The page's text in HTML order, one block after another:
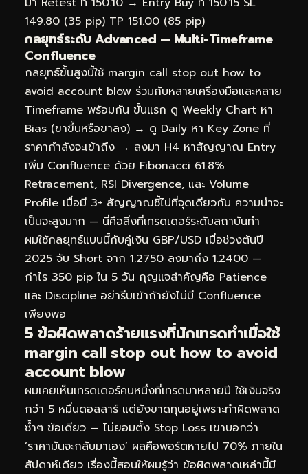
149.80 (35 pip) TP 151.00 (85 pip)
กลยุทธ์ระดับ Advanced — Multi-Timeframe
Confluence
กลยุทธ์ขั้นสูงนี้ใช้ margin call stop out how to
avoid account blow ร่วมกับหลายเครื่องมือและหลาย
Timeframe พร้อมกัน ขั้นแรก ดู Weekly Chart หา
Bias (ขาขึ้นหรือขาลง) → ดู Daily หา Key Zone ที่
ราคากำลังจะเข้าถึง → ลงมา H4 หาสัญญาณ Entry
เพิ่ม Confluence ด้วย Fibonacci 61.8%
Retracement, RSI Divergence, และ Volume
Profile เมื่อมี 3+ สัญญาณชี้ไปที่จุดเดียวกัน ความน่าจะ
เป็นจะสูงมาก — นี่คือสิ่งที่เทรดเดอร์ระดับสถาบันทำ
ผมใช้กลยุทธ์แบบนี้กับคู่เงิน GBP/USD เมื่อช่วงต้นปี
2025 จับ Short จาก 1.2750 ลงมาถึง 1.2400 —
กำไร 350 pip ใน 5 วัน กุญแจสำคัญคือ Patience
และ Discipline อย่ารีบเข้าถ้ายังไม่มี Confluence
เพียงพอ
5 ข้อผิดพลาดร้ายแรงที่นักเทรดทำเมื่อใช้
margin call stop out how to avoid
account blow
ผมเคยเห็นเทรดเดอร์คนหนึ่งที่เทรดมาหลายปี ใช้เงินจริง
กว่า 5 หมื่นดอลลาร์ แต่ยังขาดทุนอยู่เพราะทำผิดพลาด
ซ้ำๆ ข้อเดียว — ไม่ยอมตั้ง Stop Loss เขาบอกว่า
‘ราคามันจะกลับมาเอง’ ผลคือพอร์ตหายไป 70% ภายใน
สัปดาห์เดียว เรื่องนี้สอนให้ผมรู้ว่า ข้อผิดพลาดเหล่านี้มี